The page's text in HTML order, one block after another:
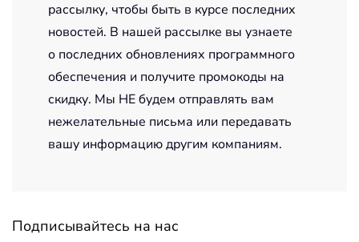
рассылку, чтобы быть в курсе последних
новостей. В нашей рассылке вы узнаете
о последних обновлениях программного
обеспечения и получите промокоды на
скидку. Мы НЕ будем отправлять вам
нежелательные письма или передавать
вашу информацию другим компаниям.
Подписывайтесь на нас